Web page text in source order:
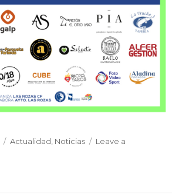
Categories
Actualidad, Noticias
Leave a